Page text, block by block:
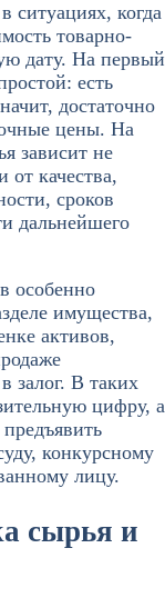
ситуациях, когда
товарно-
дату. На первый
есть
достаточно
цены. На
зависит не
от качества,
сроков
дальнейшего
особенно
имущества,
активов,
залог. В таких
цифру, а
конкурсному
лицу.
сырья и